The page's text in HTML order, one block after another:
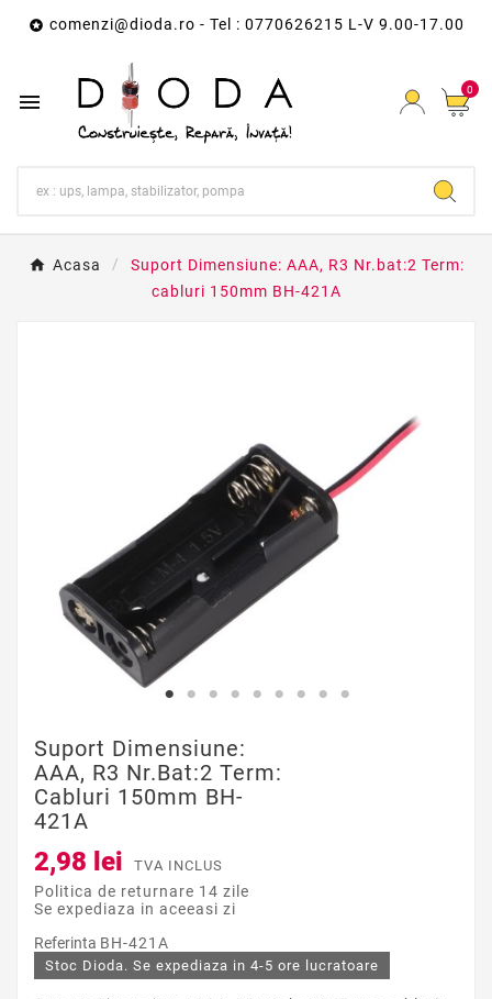
 comenzi@dioda.ro - Tel : 0770626215 L-V 9.00-17.00
 0
Acasa
Suport Dimensiune: AAA, R3 Nr.bat:2 Term:
cabluri 150mm BH-421A
Suport Dimensiune:
AAA, R3 Nr.bat:2 Term:
Cabluri 150mm BH-
421A
2,98 lei TVA INCLUS
Politica de returnare 14 zile
Se expediaza in aceeasi zi
Referinta BH-421A
Stoc Dioda. Se expediaza in 4-5 ore lucratoare